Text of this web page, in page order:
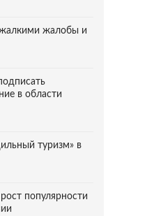
жалкими жалобы и
в области
туризм» в
популярности